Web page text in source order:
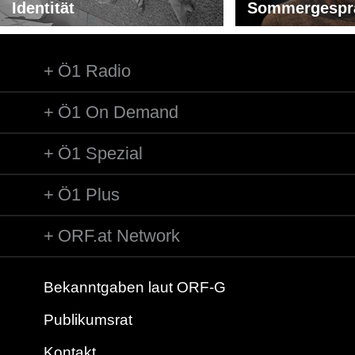
Länge: 05:06 min
Länge: 05:47 min
Komponist/Komponistin: Angelica Castello
Ausführende: Angelica Castello
Ausführende: Okkyung Lee
Identität
Ö1 Radio
Ö1 On Demand
Ö1 Spezial
Ö1 Plus
ORF.at Network
Bekanntgaben laut ORF-G
Publikumsrat